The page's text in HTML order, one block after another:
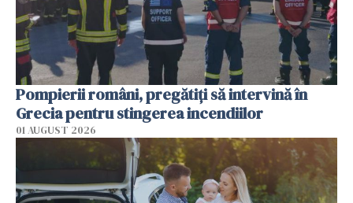
Pompierii români, pregătiţi să intervină în
Grecia pentru stingerea incendiilor
01 AUGUST 2026